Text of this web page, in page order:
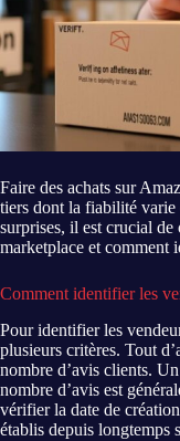
Faire des achats sur
tiers dont la fiabilité varie
surprises, il est crucial
marketplace et comment
Comment identifier les
Pour identifier les
plusieurs critères. Tout
nombre d’avis clients.
nombre d’avis est
vérifier la date de
établis depuis longtemps